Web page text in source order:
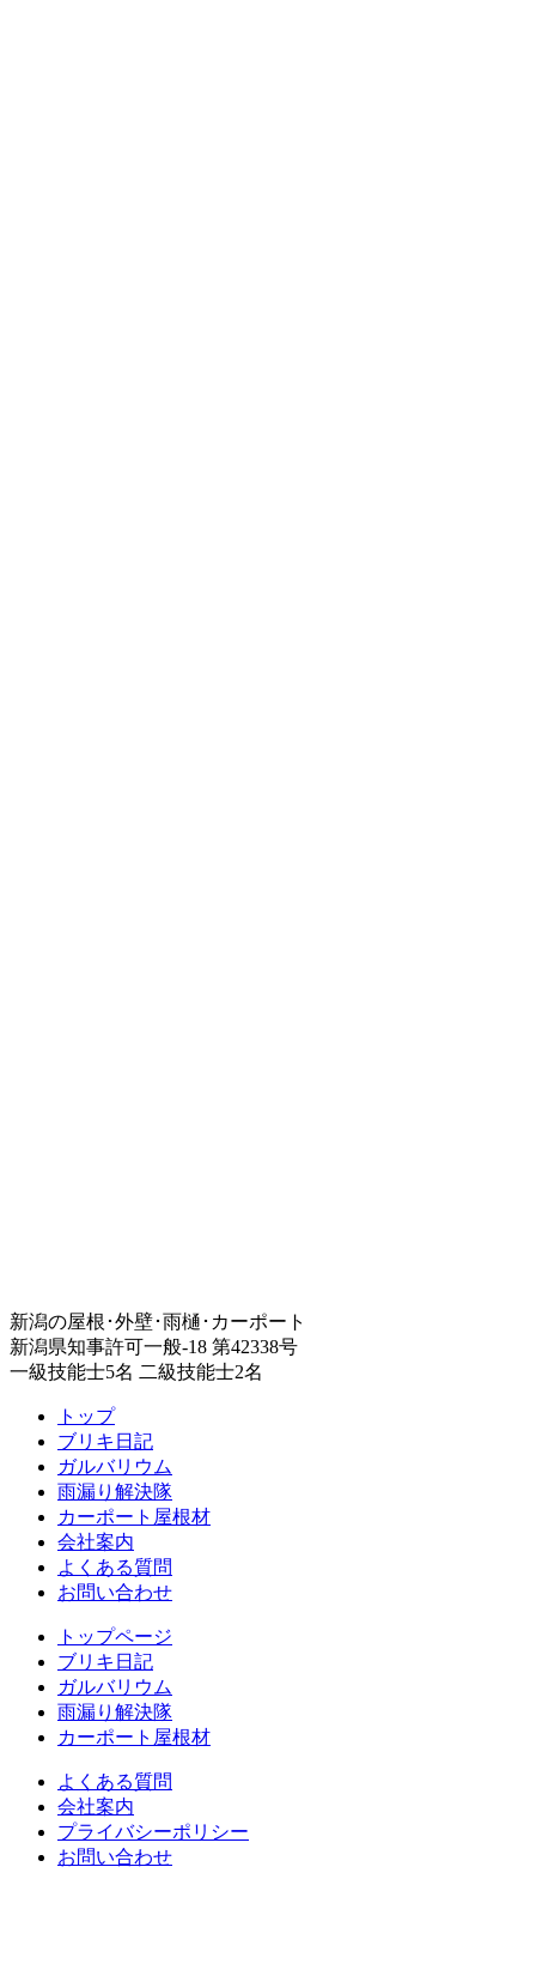
新潟の屋根･外壁･雨樋･カーポート
新潟県知事許可一般-18 第42338号
一級技能士5名 二級技能士2名
トップ
ブリキ日記
ガルバリウム
雨漏り解決隊
カーポート屋根材
会社案内
よくある質問
お問い合わせ
トップページ
ブリキ日記
ガルバリウム
雨漏り解決隊
カーポート屋根材
よくある質問
会社案内
プライバシーポリシー
お問い合わせ